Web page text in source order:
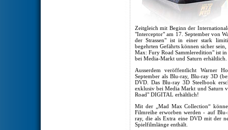
Zeitgleich mit Beginn der
"Interceptor" am 17. September von
der Strassen" ist in einer stark
begehrten Gefährts können sicher
Max: Fury Road Sammleredition" ist
bei Media-Markt und Saturn erhältlich.
Ausserdem veröffentlicht Warner
September als Blu-ray, Blu-ray 3D
DVD. Das Blu-ray 3D Steelbook
exklusiv bei Media Markt und Saturn
Road" DIGITAL erhältlich!
Mit der „Mad Max Collection“
Filmreihe erworben werden - auf
ray, die als Extra eine DVD mit der
Spielfilmlänge enthält.